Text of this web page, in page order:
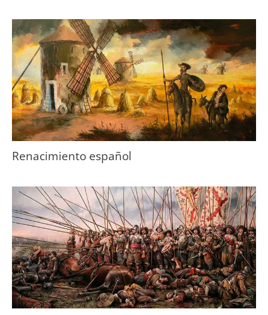
Renacimiento español